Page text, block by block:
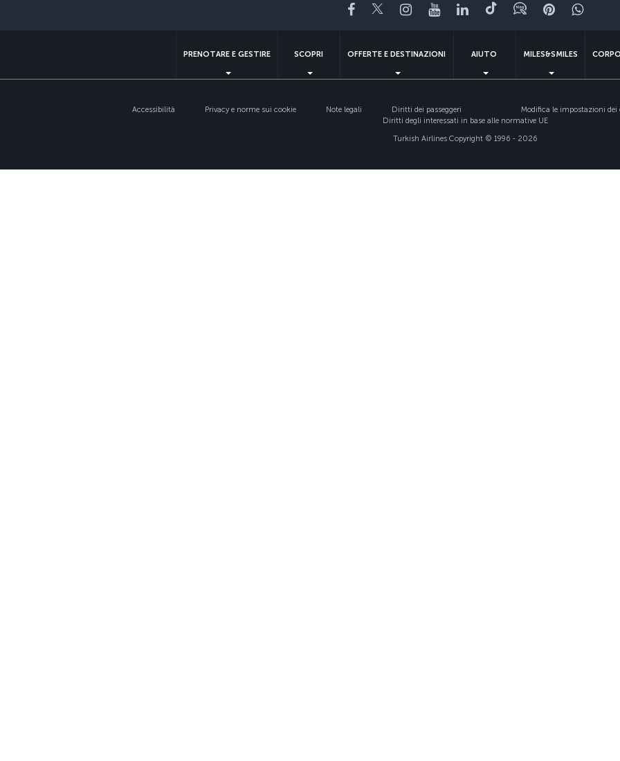
Facebook
TwitterInstagram
YouTubeLinkedIn
TikTokBlogPinterest
PRENOTARE E GESTIRE SCOPRI OFFERTE E DESTINAZIONI AIUTO MILES&SMILES
Accessibilità Privacy e norme sui cookie Note legali Diritti dei passeggeri Modifica le impostazioni dei
Diritti degli interessati in base alle normative UE
Turkish Airlines Copyright © 1996 - 2026